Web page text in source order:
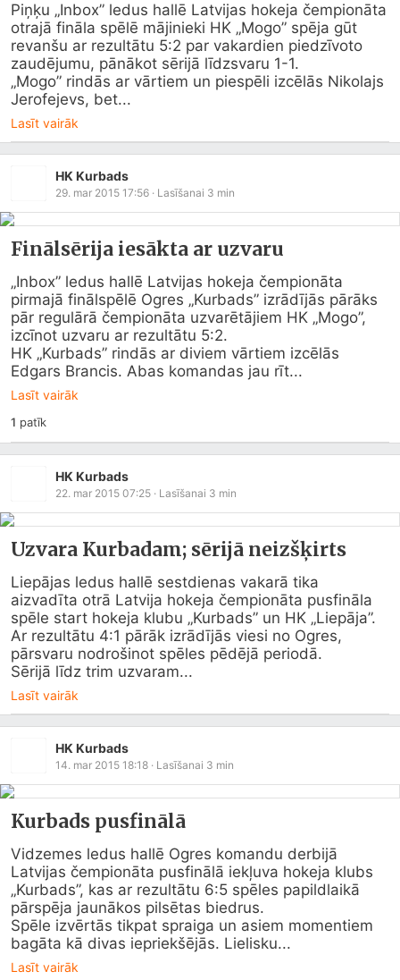
Piņķu „Inbox” ledus hallē Latvijas hokeja čempionāta
otrajā fināla spēlē mājinieki HK „Mogo” spēja gūt
revanšu ar rezultātu 5:2 par vakardien piedzīvoto
zaudējumu, pānākot sērijā līdzsvaru 1-1.
„Mogo” rindās ar vārtiem un piespēli izcēlās Nikolajs
Jerofejevs, bet...
Lasīt vairāk
HK Kurbads
29. mar 2015 17:56 · Lasīšanai 3 min
Finālsērija iesākta ar uzvaru
„Inbox” ledus hallē Latvijas hokeja čempionāta
pirmajā finālspēlē Ogres „Kurbads” izrādījās pārāks
pār regulārā čempionāta uzvarētājiem HK „Mogo”,
izcīnot uzvaru ar rezultātu 5:2.
HK „Kurbads” rindās ar diviem vārtiem izcēlās
Edgars Brancis. Abas komandas jau rīt...
Lasīt vairāk
1 patīk
HK Kurbads
22. mar 2015 07:25 · Lasīšanai 3 min
Uzvara Kurbadam; sērijā neizšķirts
Liepājas ledus hallē sestdienas vakarā tika
aizvadīta otrā Latvija hokeja čempionāta pusfināla
spēle start hokeja klubu „Kurbads” un HK „Liepāja”.
Ar rezultātu 4:1 pārāk izrādījās viesi no Ogres,
pārsvaru nodrošinot spēles pēdējā periodā.
Sērijā līdz trim uzvaram...
Lasīt vairāk
HK Kurbads
14. mar 2015 18:18 · Lasīšanai 3 min
Kurbads pusfinālā
Vidzemes ledus hallē Ogres komandu derbijā
Latvijas čempionāta pusfinālā iekļuva hokeja klubs
„Kurbads”, kas ar rezultātu 6:5 spēles papildlaikā
pārspēja jaunākos pilsētas biedrus.
Spēle izvērtās tikpat spraiga un asiem momentiem
bagāta kā divas iepriekšējās. Lielisku...
Lasīt vairāk